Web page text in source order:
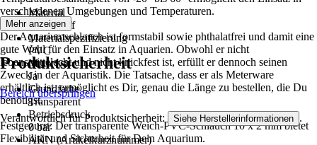
Material
Kunststoff
Materialspezifizierung
PVC
Meterware
Ja
Grundfarbe
Transparent
Betriebsdruck
0 bar
AKN (Artikelkurznummer)
verschiedenen Umgebungen und Temperaturen.
Der Aquariumschlauch ist formstabil sowie phthalatfrei und damit eine
gute Wahl für den Einsatz in Aquarien. Obwohl er nicht
lebensmittelecht und nicht knickfest ist, erfüllt er dennoch seinen
Zweck in der Aquaristik. Die Tatsache, dass er als Meterware
erhältlich ist, ermöglicht es Dir, genau die Länge zu bestellen, die Du
benötigst.
Festgezurrt: Der transparente Weich-PVC-Schlauch 10 x 2 mm bietet
Flexibilität und Sicherheit für Dein Aquarium.
Mehr anzeigen
Produktsicherheit
Bereich überspringen
Verantwortlich für Produktsicherheit: Siehe Herstellerinformationen .